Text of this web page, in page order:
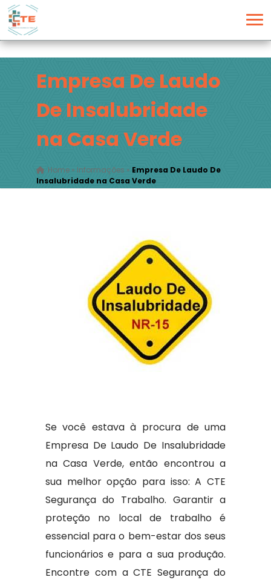
Empresa De Laudo
De Insalubridade
na Casa Verde
Home» Informações » Empresa De Laudo De
Insalubridade na Casa Verde
Se você estava à procura de uma
Empresa De Laudo De Insalubridade
na Casa Verde, então encontrou a
sua melhor opção para isso: A CTE
Segurança do Trabalho. Garantir a
proteção no local de trabalho é
essencial para o bem-estar dos seus
funcionários e para a sua produção.
Encontre com a CTE Segurança do